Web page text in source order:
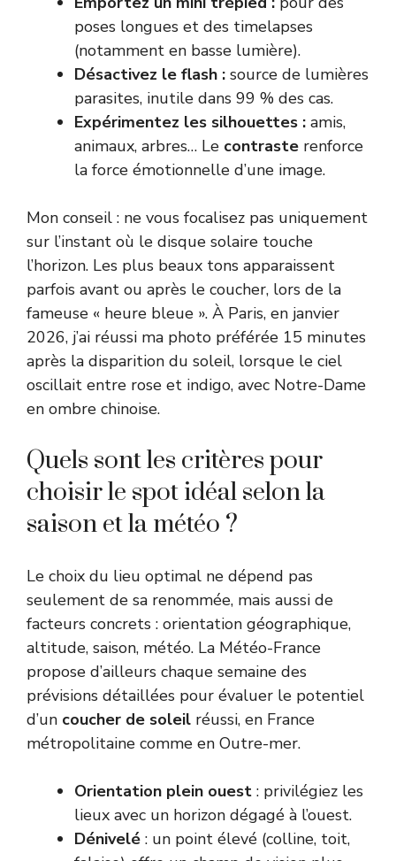
poses longues et des timelapses
(notamment en basse lumière).
Désactivez le flash : source de lumières
parasites, inutile dans 99 % des cas.
Expérimentez les silhouettes : amis,
animaux, arbres… Le contraste renforce
la force émotionnelle d’une image.
Mon conseil : ne vous focalisez pas uniquement
sur l’instant où le disque solaire touche
l’horizon. Les plus beaux tons apparaissent
parfois avant ou après le coucher, lors de la
fameuse « heure bleue ». À Paris, en janvier
2026, j’ai réussi ma photo préférée 15 minutes
après la disparition du soleil, lorsque le ciel
oscillait entre rose et indigo, avec Notre-Dame
en ombre chinoise.
Quels sont les critères pour
choisir le spot idéal selon la
saison et la météo ?
Le choix du lieu optimal ne dépend pas
seulement de sa renommée, mais aussi de
facteurs concrets : orientation géographique,
altitude, saison, météo. La Météo-France
propose d’ailleurs chaque semaine des
prévisions détaillées pour évaluer le potentiel
d’un coucher de soleil réussi, en France
métropolitaine comme en Outre-mer.
Orientation plein ouest : privilégiez les
lieux avec un horizon dégagé à l’ouest.
Dénivelé : un point élevé (colline, toit,